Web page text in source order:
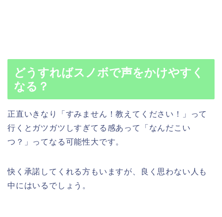
どうすればスノボで声をかけやすく
なる？
正直いきなり「すみません！教えてください！」って
行くとガツガツしすぎてる感あって「なんだこい
つ？」ってなる可能性大です。
快く承諾してくれる方もいますが、良く思わない人も
中にはいるでしょう。